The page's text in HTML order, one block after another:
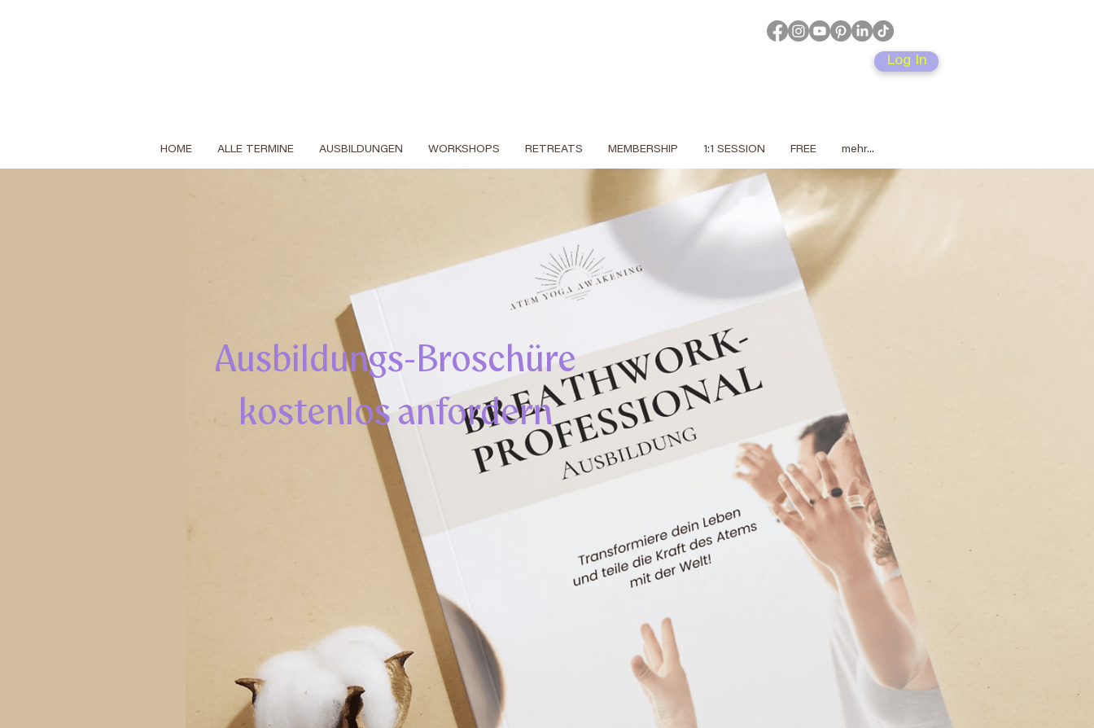
Log In
HOME ALLE TERMINE AUSBILDUNGEN WORKSHOPS RETREATS MEMBERSHIP 1:1 SESSION FREE mehr...
Ausbildungs-Broschüre
kostenlos anfordern